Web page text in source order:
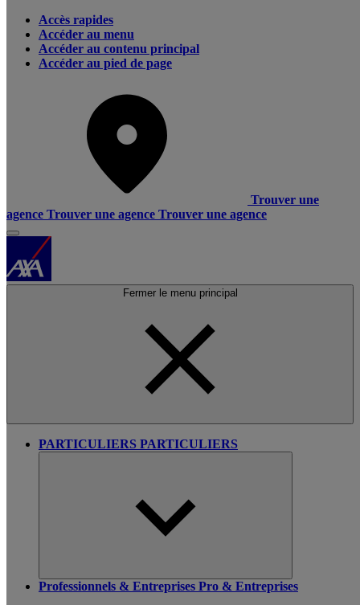
Accès rapides
Accéder au menu
Accéder au contenu principal
Accéder au pied de page
Trouver une
agence Trouver une agence Trouver une agence
Fermer le menu principal
PARTICULIERS PARTICULIERS
Professionnels & Entreprises Pro & Entreprises